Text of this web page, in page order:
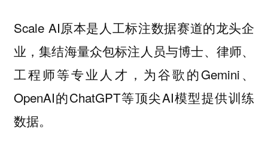
Scale AI原本是人工标注数据赛道的龙头企
业，集结海量众包标注人员与博士、律师、
工程师等专业人才，为谷歌的Gemini、
OpenAI的ChatGPT等顶尖AI模型提供训练
数据。